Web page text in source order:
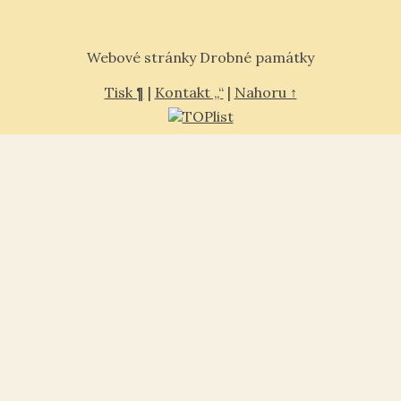
Webové stránky Drobné památky
Tisk ¶ | Kontakt „“| Nahoru ↑